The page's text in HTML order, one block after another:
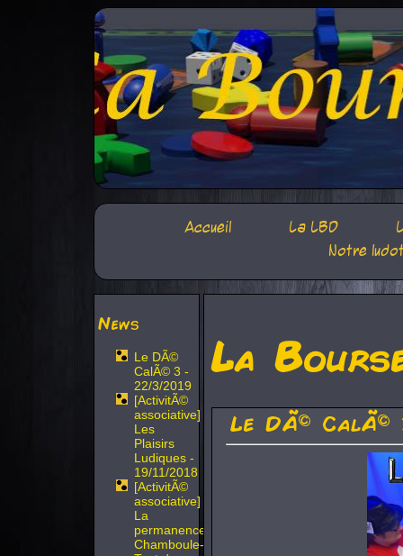
Accueil La LBD
Notre
News
Le DÃ©
CalÃ© 3 -
22/3/2019
[ActivitÃ©
associative]
Les
Plaisirs
Ludiques -
19/11/2018
[ActivitÃ©
associative]
La
permanence
Chamboule-
La
Le DÃ© CalÃ©